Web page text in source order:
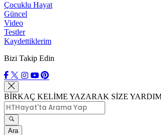
Çocuklu Hayat
Güncel
Video
Testler
Kaydettiklerim
Bizi Takip Edin
BİRKAÇ KELİME YAZARAK SİZE
Ara